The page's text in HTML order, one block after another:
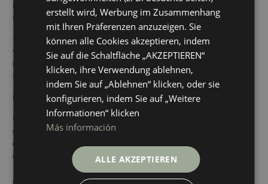
Die Höchstfrist für die Aufbewahrung von Informationen über
Lebensläufe seitens unseres Unternehmens beträgt drei (3) Jahre.
· Creahome 3D: unterliegt den Datenschutzbestimmungen von
www.tilelook.com. KERABEN GRUPO, S.A.U. bewahrt die Daten
nur für statistische Zwecke über Download und Nutzung der
Software auf.
LEGITIMIERUNG DER DATENVERARBEITUNG:
User, die auf unsere Website zugreifen oder Daten über die
angegebenen elektronischen Kontaktmöglichkeiten senden,
akzeptieren diese Datenschutzrichtlinie. Ebenso akzeptieren
diejenigen, die Formulare durch Ankreuzen der entsprechenden
Felder und Eingabe von Daten in die mit einem Sternchen (*)
gekennzeichneten Felder auf dem Kontaktformular oder auf den
erstellt wird, Werbung im Zusammenhang
mit Ihren Präferenzen anzuzeigen. Sie
können alle Cookies akzeptieren, indem
Sie auf die Schaltfläche „AKZEPTIEREN“
klicken, ihre Verwendung ablehnen,
indem Sie auf „Ablehnen“ klicken, oder sie
konfigurieren, indem Sie auf „Weitere
Informationen“ klicken
Más información
ALLE AKZEPTIEREN